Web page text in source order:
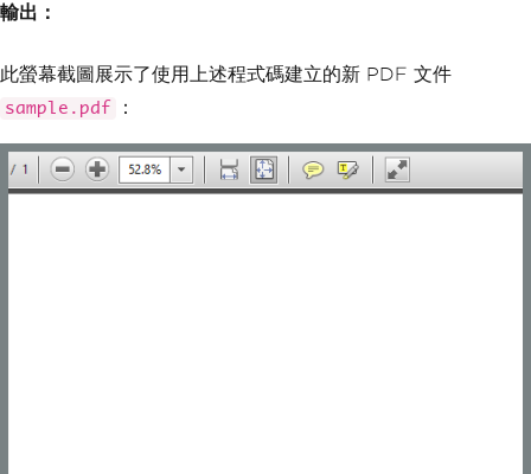
輸出：
此螢幕截圖展示了使用上述程式碼建立的新 PDF 文件
sample.pdf ：